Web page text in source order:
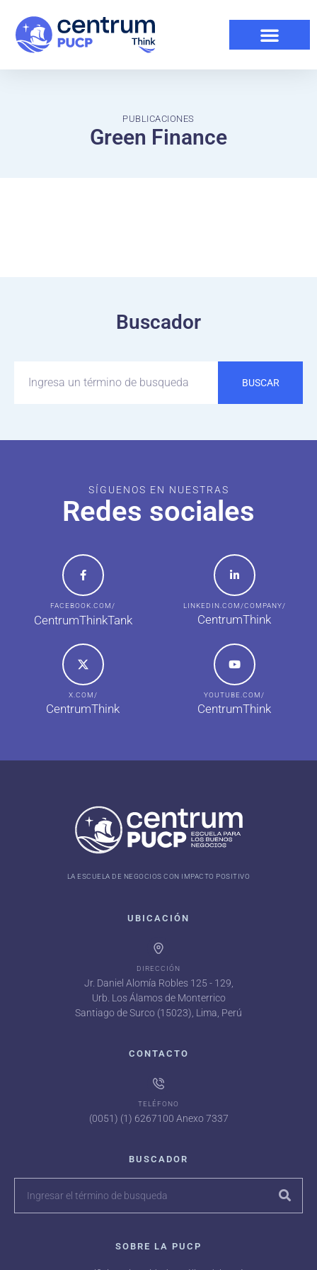
PUBLICACIONES
Green Finance
Buscador
BUSCAR
SÍGUENOS EN NUESTRAS
Redes sociales
FACEBOOK.COM/
CentrumThinkTank
LINKEDIN.COM/COMPANY/
CentrumThink
X.COM/
CentrumThink
YOUTUBE.COM/
CentrumThink
LA ESCUELA DE NEGOCIOS CON IMPACTO POSITIVO
UBICACIÓN
DIRECCIÓN
Jr. Daniel Alomía Robles 125 - 129,
Urb. Los Álamos de Monterrico
Santiago de Surco (15023), Lima, Perú
CONTACTO
TELÉFONO
(0051) (1) 6267100 Anexo 7337
BUSCADOR
SOBRE LA PUCP